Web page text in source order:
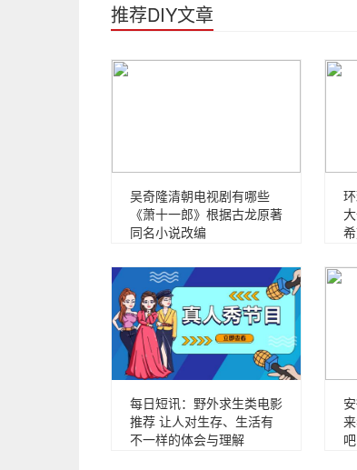
推荐DIY文章
吴奇隆清朝电视剧有哪些
《萧十一郎》根据古龙原著
同名小说改编
每日短讯：野外求生类电影
推荐 让人对生存、生活有
不一样的体会与理解
吧